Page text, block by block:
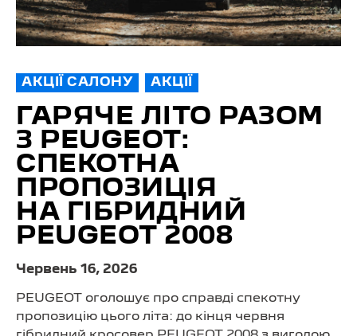
АКЦІЇ САЛОНУ АКЦІЇ
ГАРЯЧЕ ЛІТО РАЗОМ
З PEUGEOT:
СПЕКОТНА
ПРОПОЗИЦІЯ
НА ГІБРИДНИЙ
PEUGEOT 2008
Червень 16, 2026
PEUGEOT оголошує про справді спекотну
пропозицію цього літа: до кінця червня